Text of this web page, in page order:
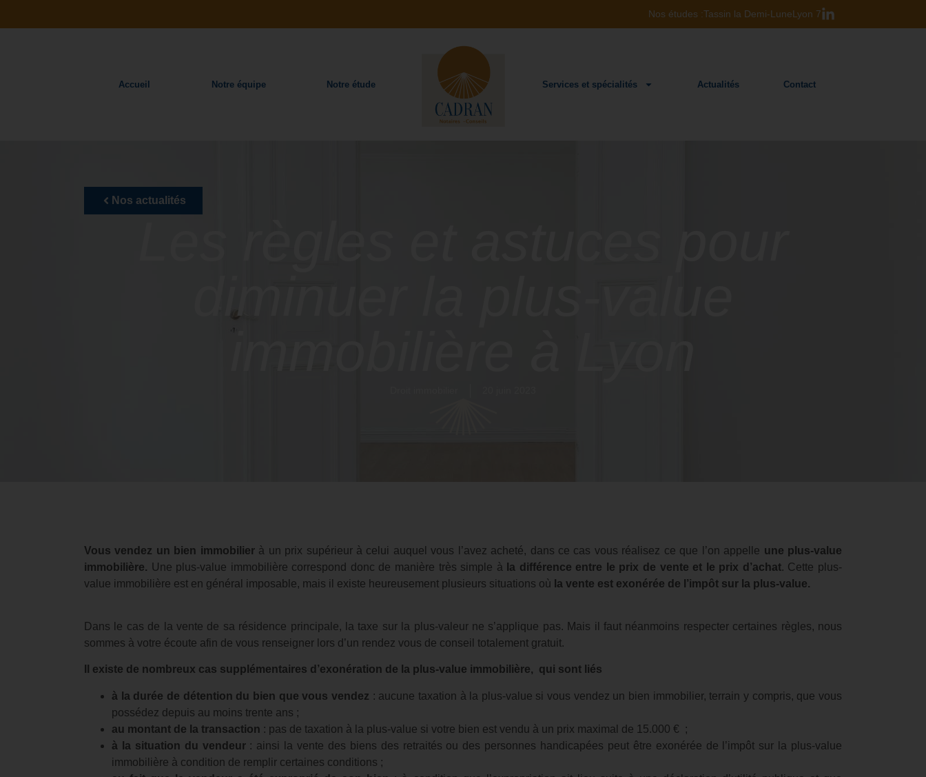
Nos études :Tassin la Demi-LuneLyon 7
Accueil Notre équipe Notre étude Services et spécialités Actualités Contact
Nos actualités
diminuer la plus-value
immobilière à Lyon
Vous vendez un bien immobilierà un prix supérieur à celui auquel vous l’avez acheté, dans ce cas vous réalisez ce que l’on appelle une plus-value
immobilière. Une plus-value immobilière correspond donc de manière très simple à la différence entre le prix de vente et le prix d’achat. Cette plus-
value immobilière est en général imposable, mais il existe heureusement plusieurs situations où la vente est exonérée de l’impôt sur la plus-value.
Dans le cas de la vente de sa résidence principale, la taxe sur la plus-valeur ne s’applique pas. Mais il faut néanmoins respecter certaines règles, nous
sommes à votre écoute afin de vous renseigner lors d’un rendez vous de conseil totalement gratuit.
Il existe de nombreux cas supplémentaires d’exonération de la plus-value immobilière, qui sont liés
à la durée de détention du bien que vous vendez : aucune taxation à la plus-value si vous vendez un bien immobilier, terrain y compris, que vous
possédez depuis au moins trente ans ;
au montant de la transaction : pas de taxation à la plus-value si votre bien est vendu à un prix maximal de 15.000 € ;
à la situation du vendeur : ainsi la vente des biens des retraités ou des personnes handicapées peut être exonérée de l’impôt sur la plus-value
immobilière à condition de remplir certaines conditions ;